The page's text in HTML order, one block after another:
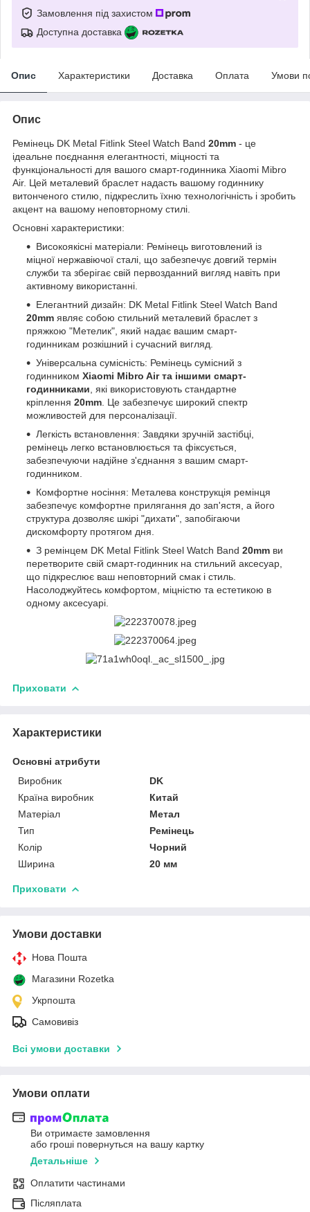
Замовлення під захистом
Доступна доставка
Опис Характеристики Доставка Оплата Умови
Опис
Ремінець DK Metal Fitlink Steel Watch Band 20mm - це
ідеальне поєднання елегантності, міцності та
функціональності для вашого смарт-годинника Xiaomi Mibro
Air. Цей металевий браслет надасть вашому годиннику
витонченого стилю, підкреслить їхню технологічність і зробить
акцент на вашому неповторному стилі.
Основні характеристики:
Високоякісні матеріали: Ремінець виготовлений із
міцної нержавіючої сталі, що забезпечує довгий термін
служби та зберігає свій первозданний вигляд навіть при
активному використанні.
Елегантний дизайн: DK Metal Fitlink Steel Watch Band
20mm являє собою стильний металевий браслет з
пряжкою "Метелик", який надає вашим смарт-
годинникам розкішний і сучасний вигляд.
Універсальна сумісність: Ремінець сумісний з
годинником Xiaomi Mibro Air та іншими смарт-
годинниками , які використовують стандартне
кріплення 20mm . Це забезпечує широкий спектр
можливостей для персоналізації.
Легкість встановлення: Завдяки зручній застібці,
ремінець легко встановлюється та фіксується,
забезпечуючи надійне з'єднання з вашим смарт-
годинником.
Комфортне носіння: Металева конструкція ремінця
забезпечує комфортне прилягання до зап'ястя, а його
структура дозволяє шкірі "дихати", запобігаючи
дискомфорту протягом дня.
З ремінцем DK Metal Fitlink Steel Watch Band 20mm ви
перетворите свій смарт-годинник на стильний аксесуар,
що підкреслює ваш неповторний смак і стиль.
Насолоджуйтесь комфортом, міцністю та естетикою в
одному аксесуарі.
Приховати
Характеристики
Основні атрибути
Виробник
DK
Країна виробник
Китай
Матеріал
Метал
Тип
Ремінець
Колір
Чорний
Ширина
20 мм
Приховати
Умови доставки
Нова Пошта
Магазини Rozetka
Укрпошта
Самовивіз
Всі умови доставки
Умови оплати
Ви отримаєте замовлення
або гроші повернуться на вашу картку
Детальніше
Оплатити частинами
Післяплата